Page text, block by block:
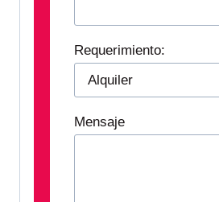
Requerimiento:
Mensaje